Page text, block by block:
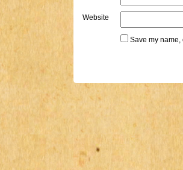
Website
Save my name,